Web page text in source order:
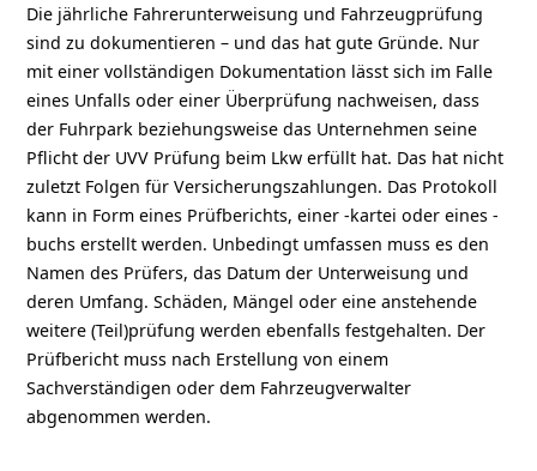
Die jährliche Fahrerunterweisung und Fahrzeugprüfung
sind zu dokumentieren – und das hat gute Gründe. Nur
mit einer vollständigen Dokumentation lässt sich im Falle
eines Unfalls oder einer Überprüfung nachweisen, dass
der Fuhrpark beziehungsweise das Unternehmen seine
Pflicht der UVV Prüfung beim Lkw erfüllt hat. Das hat nicht
zuletzt Folgen für Versicherungszahlungen. Das Protokoll
kann in Form eines Prüfberichts, einer -kartei oder eines -
buchs erstellt werden. Unbedingt umfassen muss es den
Namen des Prüfers, das Datum der Unterweisung und
deren Umfang. Schäden, Mängel oder eine anstehende
weitere (Teil)prüfung werden ebenfalls festgehalten. Der
Prüfbericht muss nach Erstellung von einem
Sachverständigen oder dem Fahrzeugverwalter
abgenommen werden.